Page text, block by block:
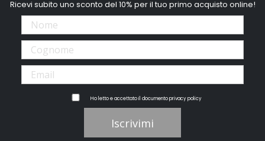
Ricevi subito uno sconto del 10% per il tuo primo acquisto online!
Ho letto e accettato il documentoprivacy policy
Iscrivimi